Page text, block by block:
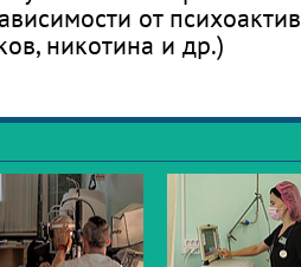
от
никотина и др.)